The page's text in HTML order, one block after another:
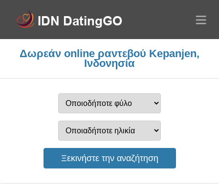
Δωρεάν online ραντεβού Kepanjen,
Ινδονησία